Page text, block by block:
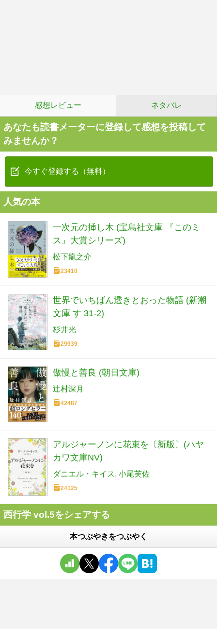
感想レビュー ネタバレ
あなたも読書メーターに登録して感想を投稿して
みませんか？
今すぐ登録する（無料）
人気の本
一次元の挿し木 (宝島社文庫 『このミ
ス』大賞シリーズ)
松下龍之介
23410
世界でいちばん透きとおった物語 (新潮
文庫 す 31-2)
杉井光
29939
傲慢と善良 (朝日文庫)
辻村深月
42487
アルジャーノンに花束を〔新版〕(ハヤ
カワ文庫NV)
ダニエル・キイス 小尾芙佐
24125
西行学 vol.5をシェアする
本つぶやきをつぶやく